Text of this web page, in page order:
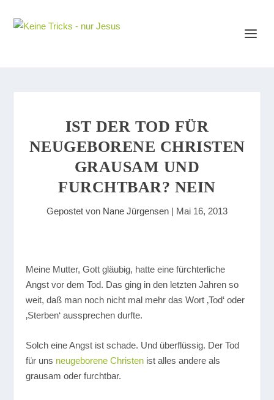
IST DER TOD FÜR
NEUGEBORENE CHRISTEN
GRAUSAM UND
FURCHTBAR? NEIN
Gepostet von Nane Jürgensen | Mai 16, 2013
Meine Mutter, Gott gläubig, hatte eine fürchterliche
Angst vor dem Tod. Das ging in den letzten Jahren so
weit, daß man noch nicht mal mehr das Wort ‚Tod‘ oder
‚Sterben‘ aussprechen durfte.
Solch eine Angst ist schade. Und überflüssig. Der Tod
für uns neugeborene Christen ist alles andere als
grausam oder furchtbar.